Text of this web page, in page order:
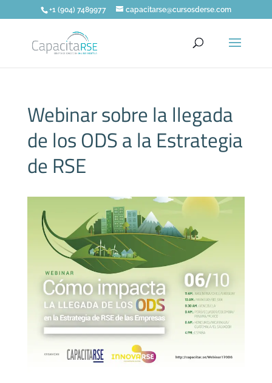
+1 (904) 7489977 capacitarse@cursosderse.com
Webinar sobre la llegada
de los ODS a la Estrategia
de RSE